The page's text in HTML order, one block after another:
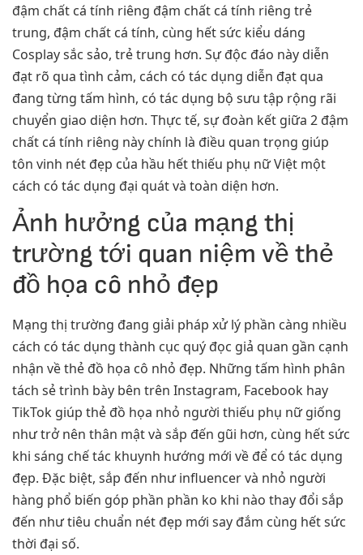
đậm chất cá tính riêng đậm chất cá tính riêng trẻ
trung, đậm chất cá tính, cùng hết sức kiểu dáng
Cosplay sắc sảo, trẻ trung hơn. Sự độc đáo này diễn
đạt rõ qua tình cảm, cách có tác dụng diễn đạt qua
đang từng tấm hình, có tác dụng bộ sưu tập rộng rãi
chuyển giao diện hơn. Thực tế, sự đoàn kết giữa 2 đậm
chất cá tính riêng này chính là điều quan trọng giúp
tôn vinh nét đẹp của hầu hết thiếu phụ nữ Việt một
cách có tác dụng đại quát và toàn diện hơn.
Ảnh hưởng của mạng thị
trường tới quan niệm về thẻ
đồ họa cô nhỏ đẹp
Mạng thị trường đang giải pháp xử lý phần càng nhiều
cách có tác dụng thành cục quý đọc giả quan gần cạnh
nhận về thẻ đồ họa cô nhỏ đẹp. Những tấm hình phân
tách sẻ trình bày bên trên Instagram, Facebook hay
TikTok giúp thẻ đồ họa nhỏ người thiếu phụ nữ giống
như trở nên thân mật và sắp đến gũi hơn, cùng hết sức
khi sáng chế tác khuynh hướng mới về để có tác dụng
đẹp. Đặc biệt, sắp đến như influencer và nhỏ người
hàng phổ biến góp phần phần ko khi nào thay đổi sắp
đến như tiêu chuẩn nét đẹp mới say đắm cùng hết sức
thời đại số.